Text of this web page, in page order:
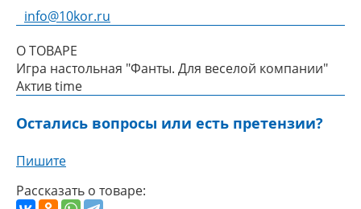
info@10kor.ru
О ТОВАРЕ
Игра настольная "Фанты. Для веселой компании"
Актив time
Остались вопросы или есть претензии?
Пишите
Рассказать о товаре: